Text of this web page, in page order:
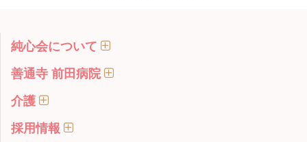
純心会について
善通寺 前田病院
介護
採用情報